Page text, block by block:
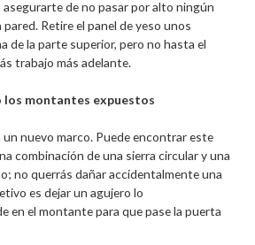
de no pasar por alto ningún
Retire el panel de yeso unos
de la parte superior, pero no hasta el
trabajo más adelante.
los montantes expuestos
un nuevo marco. Puede encontrar este
combinación de una sierra circular y una
no querrás dañar accidentalmente una
es dejar un agujero lo
en el montante para que pase la puerta